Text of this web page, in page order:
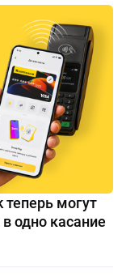
могут
одно касание